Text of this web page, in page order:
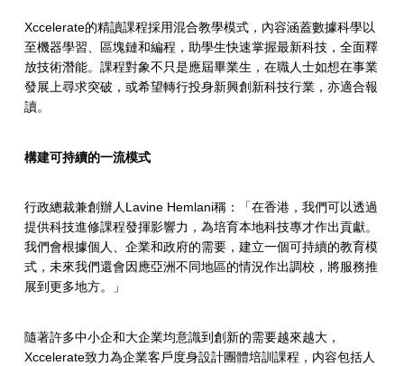
Xccelerate的精讀課程採用混合教學模式，內容涵蓋數據科學以
至機器學習、區塊鏈和編程，助學生快速掌握最新科技，全面釋
放技術潛能。課程對象不只是應屆畢業生，在職人士如想在事業
發展上尋求突破，或希望轉行投身新興創新科技行業，亦適合報
讀。
構建可持續的一流模式
行政總裁兼創辦人Lavine Hemlani稱：「在香港，我們可以透過
提供科技進修課程發揮影響力，為培育本地科技專才作出貢獻。
我們會根據個人、企業和政府的需要，建立一個可持續的教育模
式，未來我們還會因應亞洲不同地區的情況作出調校，將服務推
展到更多地方。」
隨著許多中小企和大企業均意識到創新的需要越來越大，
Xccelerate致力為企業客戶度身設計團體培訓課程，内容包括人